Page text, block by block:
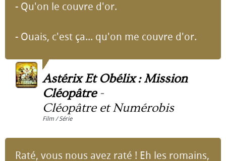
- Qu'on le couvre d'or.
- Ouais, c'est ça... qu'on me couvre d'or.
Astérix Et Obélix : Mission
Cléopâtre-
Cléopâtre et Numérobis
Film / Série
Raté, vous nous avez raté ! Eh les romains,